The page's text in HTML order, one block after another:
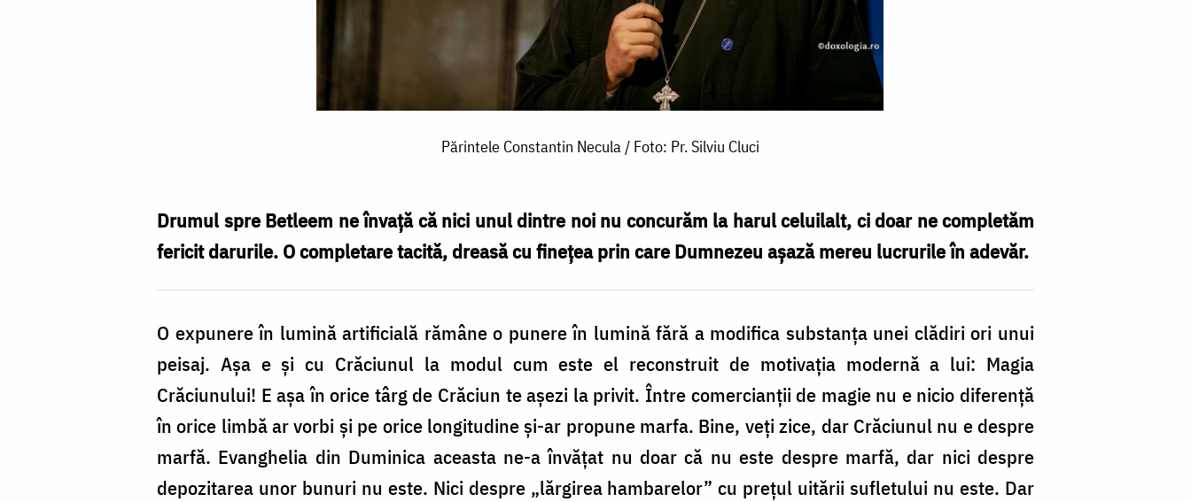
Părintele Constantin Necula / Foto: Pr. Silviu Cluci
Drumul spre Betleem ne învață că nici unul dintre noi nu concurăm la harul celuilalt, ci doar ne completăm
fericit darurile. O completare tacită, dreasă cu finețea prin care Dumnezeu așază mereu lucrurile în adevăr.
O expunere în lumină artificială rămâne o punere în lumină fără a modifica substanța unei clădiri ori unui
peisaj. Așa e și cu Crăciunul la modul cum este el reconstruit de motivația modernă a lui: Magia
Crăciunului! E așa în orice târg de Crăciun te așezi la privit. Între comercianții de magie nu e nicio diferență
în orice limbă ar vorbi și pe orice longitudine și-ar propune marfa. Bine, veți zice, dar Crăciunul nu e despre
marfă. Evanghelia din Duminica aceasta ne-a învățat nu doar că nu este despre marfă, dar nici despre
depozitarea unor bunuri nu este. Nici despre „lărgirea hambarelor” cu prețul uitării sufletului nu este. Dar